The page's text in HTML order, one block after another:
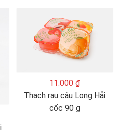
11.000 ₫
Thạch rau câu Long Hải
cốc 90 g